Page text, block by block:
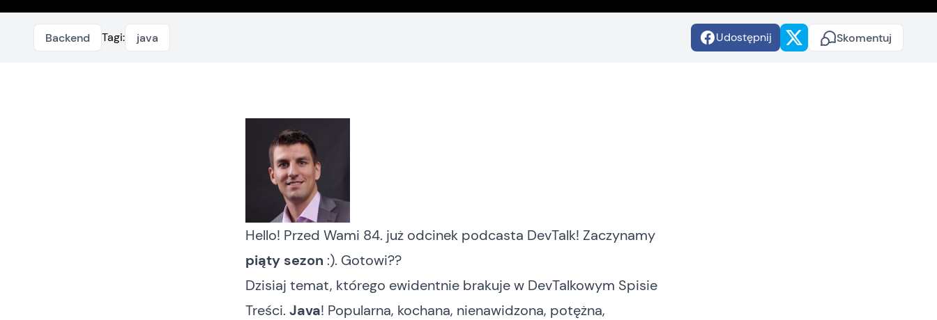
Backend Tagi: java Udostępnij Skomentuj
Hello! Przed Wami 84. już odcinek podcasta DevTalk! Zaczynamy
piąty sezon :). Gotowi??
Dzisiaj temat, którego ewidentnie brakuje w DevTalkowym Spisie
Treści. Java! Popularna, kochana, nienawidzona, potężna,